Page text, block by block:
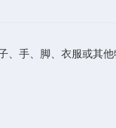
手、脚、衣服或其他